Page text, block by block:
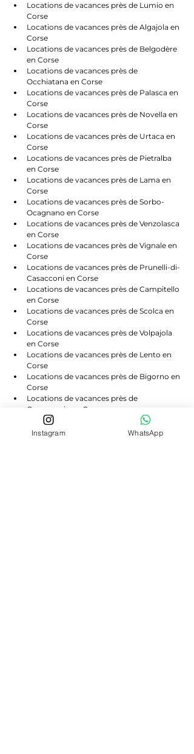
Locations de vacances près de Lumio en
Corse
Locations de vacances près de Algajola en
Corse
Locations de vacances près de Belgodère
en Corse
Locations de vacances près de
Occhiatana en Corse
Locations de vacances près de Palasca en
Corse
Locations de vacances près de Novella en
Corse
Locations de vacances près de Urtaca en
Corse
Locations de vacances près de Pietralba
en Corse
Locations de vacances près de Lama en
Corse
Locations de vacances près de Sorbo-
Ocagnano en Corse
Locations de vacances près de Venzolasca
en Corse
Locations de vacances près de Vignale en
Corse
Locations de vacances près de Prunelli-di-
Casacconi en Corse
Locations de vacances près de Campitello
en Corse
Locations de vacances près de Scolca en
Corse
Locations de vacances près de Volpajola
en Corse
Locations de vacances près de Lento en
Corse
Locations de vacances près de Bigorno en
Corse
Locations de vacances près de
Canavaggia en Corse
Locations de vacances près de Castello-di-
Rostino en Corse
Instagram WhatsApp